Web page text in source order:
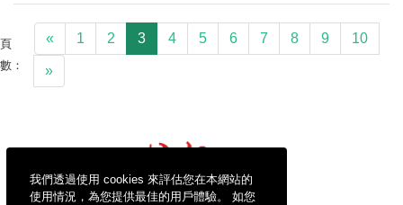
我們透過使用 cookies 來評估您在本網站的
使用情況，為您提供最佳的用戶體驗。 如您
頁
數：
« 1 2 3 4 5 6 7 8 9 10
»